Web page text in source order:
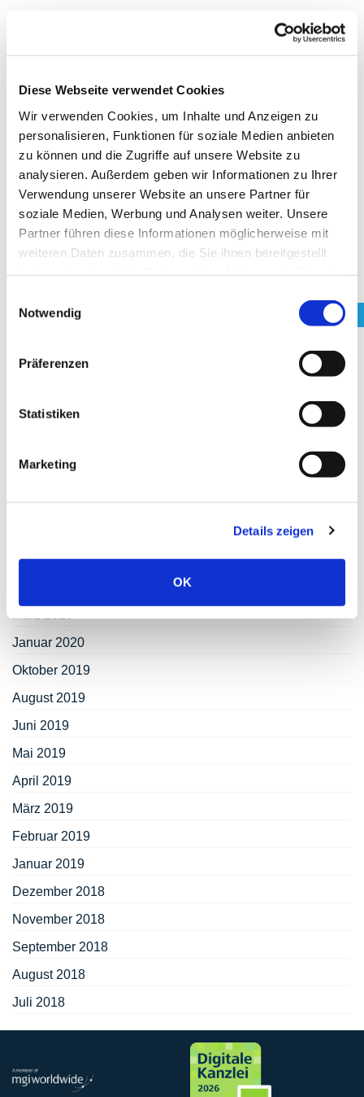
Diese Webseite verwendet Cookies
Wir verwenden Cookies, um Inhalte und Anzeigen zu
personalisieren, Funktionen für soziale Medien anbieten
zu können und die Zugriffe auf unsere Website zu
analysieren. Außerdem geben wir Informationen zu Ihrer
Verwendung unserer Website an unsere Partner für
soziale Medien, Werbung und Analysen weiter. Unsere
Partner führen diese Informationen möglicherweise mit
weiteren Daten zusammen, die Sie ihnen bereitgestellt
Cookies, wenn Sie unsere Webseite weiterhin nutzen.
Notwendig
Präferenzen
Statistiken
Marketing
Details zeigen
OK
Januar 2024
Februar 2023
Oktober 2022
September 2022
Mai 2022
Februar 2022
Dezember 2021
Juli 2021
April 2021
Februar 2021
Juli 2020
Mai 2020
Januar 2020
Oktober 2019
August 2019
Juni 2019
Mai 2019
April 2019
März 2019
Februar 2019
Januar 2019
Dezember 2018
November 2018
September 2018
August 2018
Juli 2018